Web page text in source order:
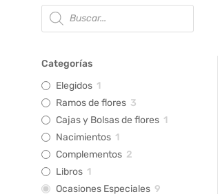
Búsqueda
de
productos
Categorías
Elegidos 1
Ramos de flores 3
Cajas y Bolsas de flores 1
Nacimientos 1
Complementos 2
Libros 1
Ocasiones Especiales 9